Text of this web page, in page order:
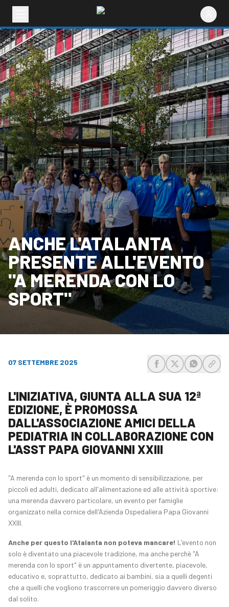
ANCHE L'ATALANTA
PRESENTE ALL'EVENTO
"A MERENDA CON LO
SPORT"
07 SETTEMBRE 2025
L'INIZIATIVA, GIUNTA ALLA SUA 12ª
EDIZIONE, È PROMOSSA
DALL'ASSOCIAZIONE AMICI DELLA
PEDIATRIA IN COLLABORAZIONE CON
L'ASST PAPA GIOVANNI XXIII
"A merenda con lo sport" è un momento di sensibilizzazione, per
piccoli ed adulti, dedicato all'alimentazione ed alle attività sportive:
una merenda davvero particolare, un evento per famiglie
organizzato nella cornice dell'Azienda Ospedaliera Papa Giovanni
XXIII.
Anche per questo l'Atalanta non poteva mancare! L'evento non
solo è diventato una piacevole tradizione, ma anche perchè "A
merenda con lo sport" è un appuntamento divertente, piacevole,
educativo e, soprattutto, dedicato ai bambini, sia a quelli degenti
che a quelli che vogliono trascorrere un pomeriggio davvero diverso
dal solito.